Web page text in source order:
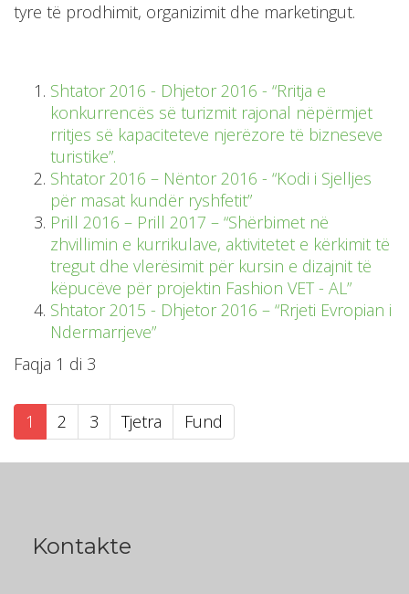
tyre të prodhimit, organizimit dhe marketingut.
Shtator 2016 - Dhjetor 2016 - “Rritja e
konkurrencës së turizmit rajonal nëpërmjet
rritjes së kapaciteteve njerëzore të bizneseve
turistike”.
Shtator 2016 – Nëntor 2016 - “Kodi i Sjelljes
për masat kundër ryshfetit”
Prill 2016 – Prill 2017 – “Shërbimet në
zhvillimin e kurrikulave, aktivitetet e kërkimit të
tregut dhe vlerësimit për kursin e dizajnit të
këpucëve për projektin Fashion VET - AL”
Shtator 2015 - Dhjetor 2016 – “Rrjeti Evropian i
Ndermarrjeve”
Faqja 1 di 3
1 2 3 Tjetra Fund
Kontakte